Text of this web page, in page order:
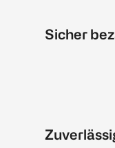
Sicher